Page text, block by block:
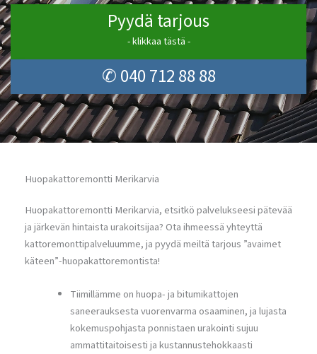
Pyydä tarjous
- klikkaa tästä -
✆ 040 712 88 88
Huopakattoremontti Merikarvia
Huopakattoremontti Merikarvia, etsitkö palvelukseesi pätevää
ja järkevän hintaista urakoitsijaa? Ota ihmeessä yhteyttä
kattoremonttipalveluumme, ja pyydä meiltä tarjous ”avaimet
käteen”-huopakattoremontista!
Tiimillämme on huopa- ja bitumikattojen
saneerauksesta vuorenvarma osaaminen, ja lujasta
kokemuspohjasta ponnistaen urakointi sujuu
ammattitaitoisesti ja kustannustehokkaasti